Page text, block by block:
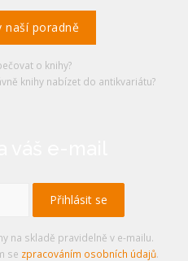
naší poradně
o knihy?
knihy nabízet do antikvariátu?
na skladě pravidelně v e-mailu.
se zpracováním osobních údajů.